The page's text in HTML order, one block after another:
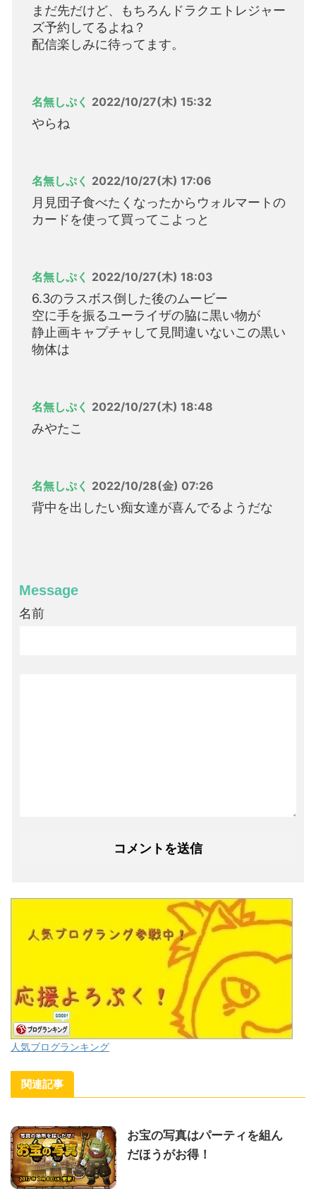
まだ先だけど、もちろんドラクエトレジャー
ズ予約してるよね？
配信楽しみに待ってます。
名無しぷく 2022/10/27(木) 15:32
やらね
名無しぷく 2022/10/27(木) 17:06
月見団子食べたくなったからウォルマートの
カードを使って買ってこよっと
名無しぷく 2022/10/27(木) 18:03
6.3のラスボス倒した後のムービー
空に手を振るユーライザの脇に黒い物が
静止画キャプチャして見間違いないこの黒い
物体は
名無しぷく 2022/10/27(木) 18:48
みやたこ
名無しぷく 2022/10/28(金) 07:26
背中を出したい痴女達が喜んでるようだな
Message
名前
人気ブログランキング
関連記事
お宝の写真はパーティを組ん
だほうがお得！